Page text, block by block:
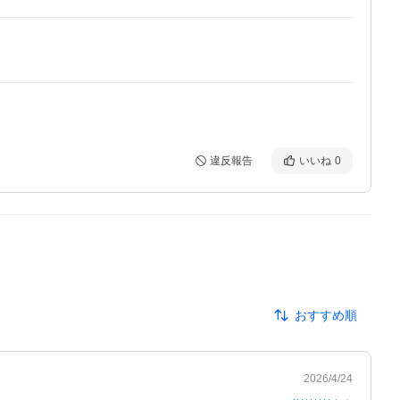
違反報告 いいね 0
おすすめ順
2026/4/24